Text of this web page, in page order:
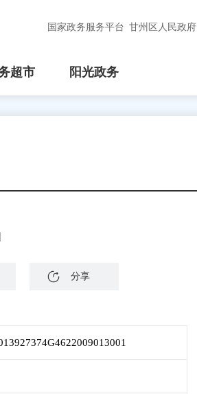
国家政务服务平台 甘州区人民政府
超市 阳光政务
分享